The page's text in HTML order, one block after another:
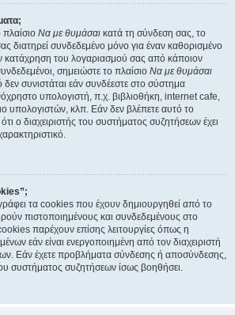
πλαίσιο Να με θυμάσαι κατά τη σύνδεση σας, το
διατηρεί συνδεδεμένο μόνο για έναν καθορισμένο
κατάχρηση του λογαριασμού σας από κάποιον
σημειώστε το πλαίσιο Να με θυμάσαι
συνιστάται εάν συνδέεστε στο σύστημα
υπολογιστή, π.χ. βιβλιοθήκη, internet cafe,
υπολογιστών, κλπ. Εάν δεν βλέπετε αυτό το
ο διαχειριστής του συστήματος συζητήσεων έχει
τα cookies που έχουν δημιουργηθεί από το
πιστοποιημένους και συνδεδεμένους στο
παρέχουν επίσης λειτουργίες όπως η
εάν είναι ενεργοποιημένη από τον διαχειριστή
Εάν έχετε προβλήματα σύνδεσης ή αποσύνδεσης,
συστήματος συζητήσεων ίσως βοηθήσει.